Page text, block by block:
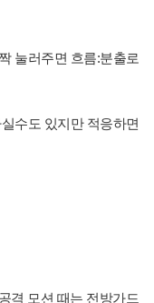
눌러주면 흐름:분출로
수도 있지만 적응하면
격 모션 때는 전방가드